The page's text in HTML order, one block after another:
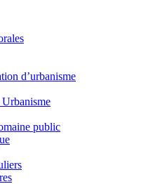
d’urbanisme
Urbanisme
public